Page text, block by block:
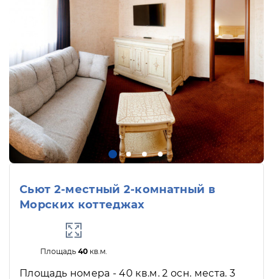
Сьют 2-местный 2-комнатный в
Морских коттеджах
Площадь 40кв.м.
Площадь номера - 40 кв.м. 2 осн. места. 3